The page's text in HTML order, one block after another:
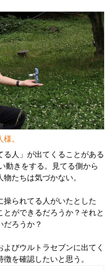
。
人」が出てくることがある
動きをする。見てる側から
たちは気づかない。
操られてる人がいたとした
ができるだろうか？それと
だろうか？
びウルトラセブンに出てく
を確認したいと思う。